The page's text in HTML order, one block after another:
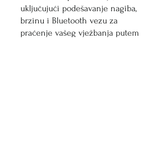
uključujući podešavanje nagiba,
brzinu i Bluetooth vezu za
praćenje vašeg vježbanja putem